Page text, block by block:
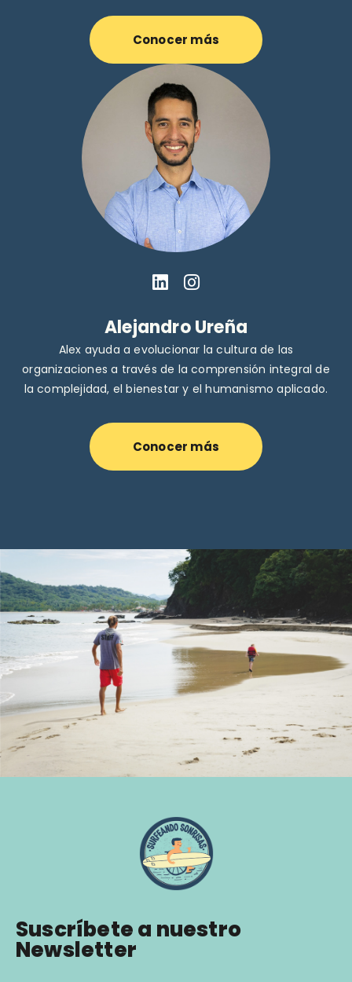
Conocer más
Alejandro Ureña
Alex ayuda a evolucionar la cultura de las
organizaciones a través de la comprensión integral de
la complejidad, el bienestar y el humanismo aplicado.
Conocer más
Suscríbete a nuestro
Newsletter